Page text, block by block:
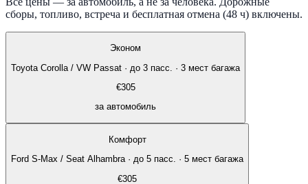
сборы, топливо, встреча и бесплатная отмена (48 ч) включены.
Эконом
Toyota Corolla / VW Passat · до 3 пасс. · 3 мест багажа
€305
за автомобиль
Комфорт
Ford S-Max / Seat Alhambra· до 5 пасс. · 5 мест багажа
€305